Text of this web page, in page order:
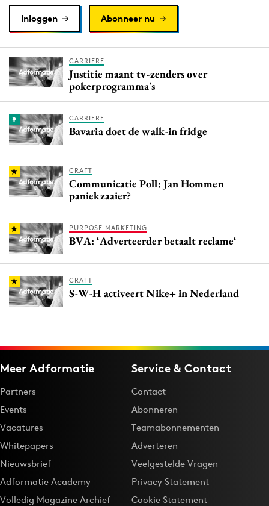
Inloggen Abonneer nu
CARRIERE
Justitie maant tv-zenders over
pokerprogramma's
CARRIERE
Bavaria doet de walk-in fridge
CRAFT
Communicatie Poll: Jan Hommen
paniekzaaier?
PURPOSE MARKETING
BVA: ‘Adverteerder betaalt reclame‘
CRAFT
S-W-H activeert Nike+ in Nederland
Meer Adformatie
Partners
Events
Vacatures
Whitepapers
Nieuwsbrief
Adformatie Academy
Volledig Magazine Archief
Service & Contact
Contact
Abonneren
Teamabonnementen
Adverteren
Veelgestelde Vragen
Privacy Statement
Cookie Statement